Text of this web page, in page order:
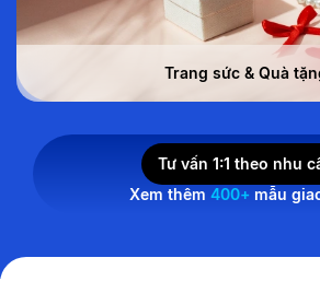
Trang sức & Quà
Tư vấn 1:1 theo nhu
Xem thêm 400+ mẫu